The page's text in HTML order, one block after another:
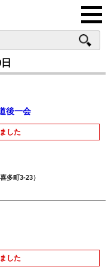
後一会
した
多町3-23）
した